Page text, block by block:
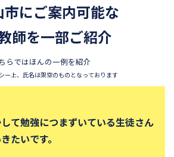
市にご案内可能な
師を一部ご紹介
らではほんの一例を紹介
ー上、氏名は架空のものとなっております
て勉強につまずいている生徒さん
たいです。